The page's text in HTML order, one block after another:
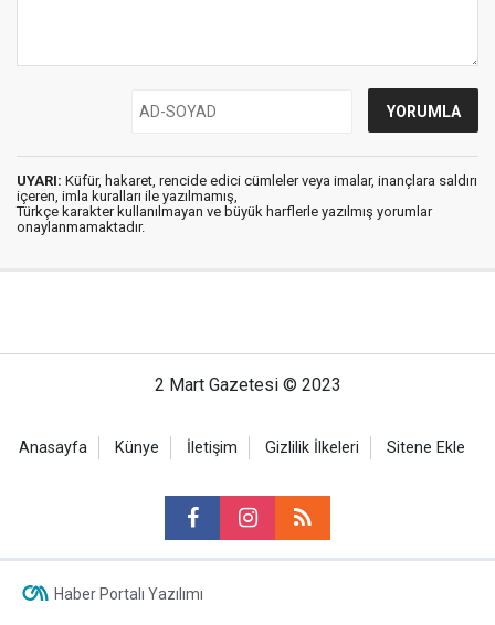
UYARI: Küfür, hakaret, rencide edici cümleler veya imalar, inançlara saldırı
içeren, imla kuralları ile yazılmamış,
Türkçe karakter kullanılmayan ve büyük harflerle yazılmış yorumlar
onaylanmamaktadır.
2 Mart Gazetesi © 2023
Anasayfa Künye İletişim Gizlilik İlkeleri Sitene Ekle
Haber Portalı Yazılımı